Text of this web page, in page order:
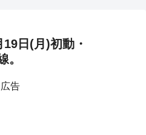
19日(月)初動・
。
広告